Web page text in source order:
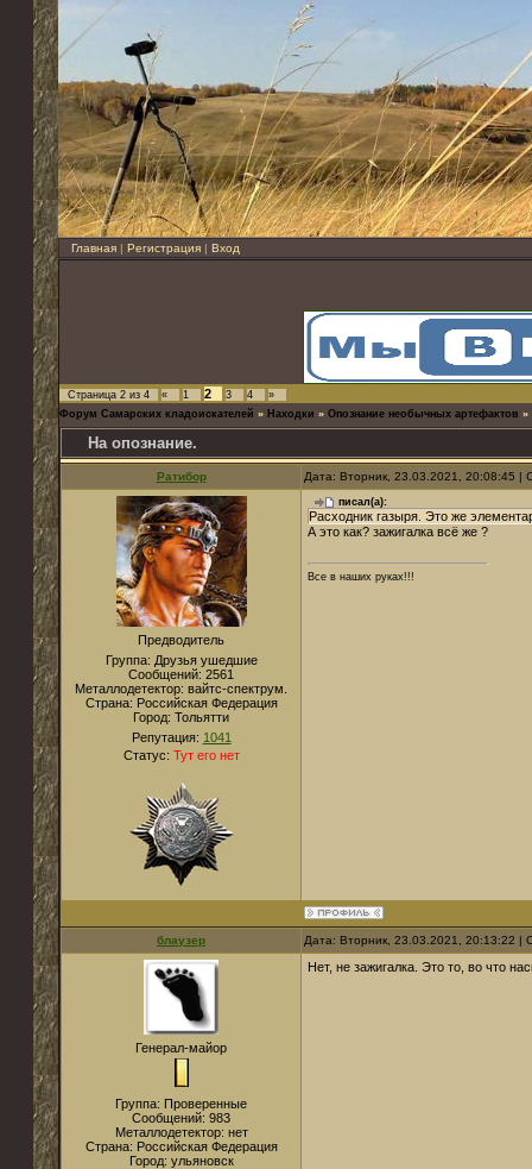
Главная | Регистрация | Вход
Страница 2 из 4 « 1 2 3 4
»
Форум Самарских кладоискателей » Находки » Опознание необычных артефактов »
На опознание.
Ратибор Дата: Вторник, 23.03.2021, 20:08:45
Предводитель
Группа: Друзья ушедшие
Сообщений: 2561
Металлодетектор: вайтс-спектрум.
Страна: Российская Федерация
Город: Тольятти
Репутация: 1041
Статус: Тут его нет
писал(а):
Расходник газыря. Это же
А это как? зажигалка всё же ?
Все в наших руках!!!
блаузер Дата: Вторник, 23.03.2021, 20:13:22
Генерал-майор
Группа: Проверенные
Сообщений: 983
Металлодетектор: нет
Страна: Российская Федерация
Город: ульяновск
Нет, не зажигалка. Это то, во что